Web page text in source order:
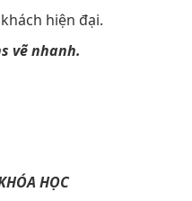
hiện đại.
vẽ nhanh.
HỌC